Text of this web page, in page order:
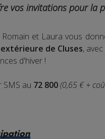
vos invitations pour la
et Laura vous
de Cluses, avec
d'hiver !
SMS au 72 800(0,65 € +